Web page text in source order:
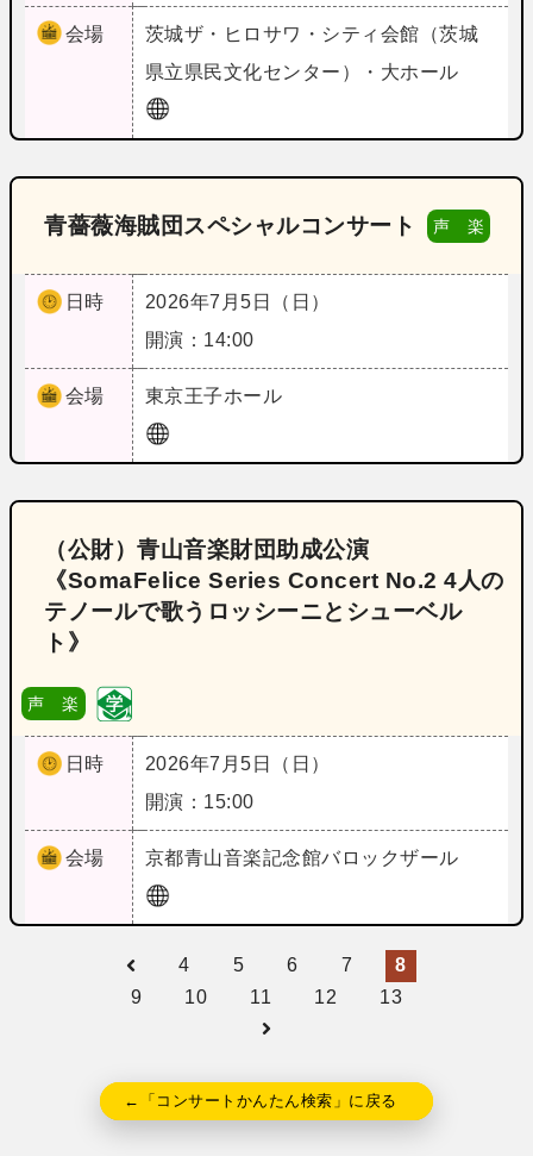
会場 茨城ザ・ヒロサワ・シティ会館（茨城
県立県民文化センター）・大ホール
青薔薇海賊団スペシャルコンサート 声 楽
日時
2026年7月5日（日）
開演：14:00
会場 東京王子ホール
（公財）青山音楽財団助成公演
《SomaFelice Series Concert No.2 4人の
テノールで歌うロッシーニとシューベル
ト》
声 楽
日時
2026年7月5日（日）
開演：15:00
会場 京都青山音楽記念館バロックザール
4 5 6 7
8
9
10 11 12 13
←「コンサートかんたん検索」に戻る